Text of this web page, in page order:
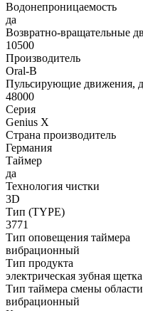
Водонепроницаемость
да
Возвратно-вращательные
10500
Производитель
Oral-B
Пульсирующие движения,
48000
Серия
Genius X
Страна производитель
Германия
Таймер
да
Технология чистки
3D
Тип (TYPE)
3771
Тип оповещения таймера
вибрационный
Тип продукта
электрическая зубная щетка
Тип таймера смены
вибрационный